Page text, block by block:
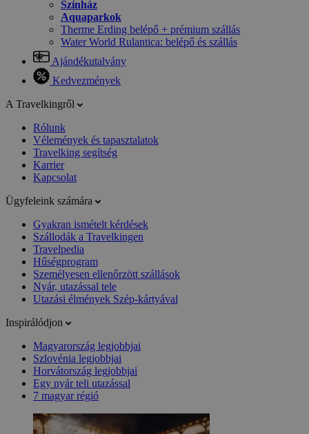
Színház
Aquaparkok
Therme Erding belépő + prémium szállás
Water World Rulantica: belépő és szállás
Ajándékutalvány
Kedvezmények
A Travelkingről
Rólunk
Vélemények és tapasztalatok
Travelking segítség
Karrier
Kapcsolat
Ügyfeleink számára
Gyakran ismételt kérdések
Szállodák a Travelkingen
Travelpedia
Hűségprogram
Személyesen ellenőrzött szállások
Nyár, utazással tele
Utazási élmények Szép-kártyával
Inspirálódjon
Magyarország legjobbjai
Szlovénia legjobbjai
Horvátország legjobbjai
Egy nyár teli utazással
7 magyar régió